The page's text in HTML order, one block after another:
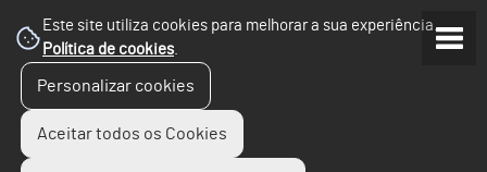
Este site utiliza cookies para melhorar a sua experiência.
Política de cookies.
Personalizar cookies
Aceitar todos os Cookies